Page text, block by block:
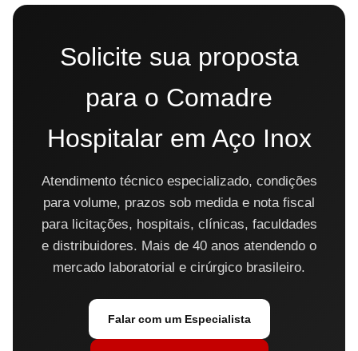
Solicite sua proposta
para o Comadre
Hospitalar em Aço Inox
Atendimento técnico especializado, condições
para volume, prazos sob medida e nota fiscal
para licitações, hospitais, clínicas, faculdades
e distribuidores. Mais de 40 anos atendendo o
mercado laboratorial e cirúrgico brasileiro.
Falar com um Especialista